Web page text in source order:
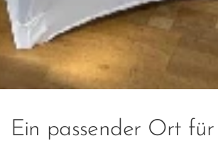
Ein passender Ort